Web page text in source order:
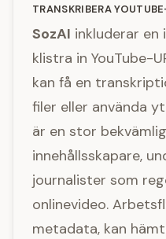
TRANSKRIBERA
SozAI inkluderar
klistra in YouTube-
kan få en
filer eller använda
är en stor
innehållsskapare,
journalister som
onlinevideo.
metadata, kan